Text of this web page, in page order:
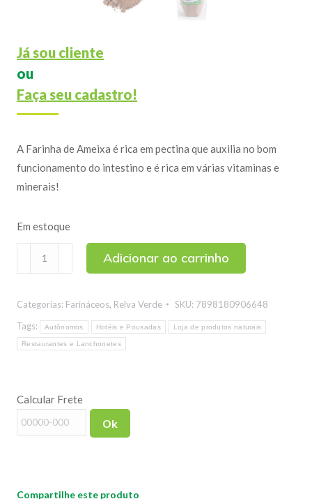
Já sou cliente
ou
Faça seu cadastro!
A Farinha de Ameixa é rica em pectina que auxilia no bom
funcionamento do intestino e é rica em várias vitaminas e
minerais!
Em estoque
130g
quantidade
Adicionar ao carrinho
Categorias: Farináceos, Relva Verde SKU: 7898180906648
Tags:
Autônomos Hotéis e Pousadas Loja de produtos naturais
Restaurantes e Lanchonetes
Calcular Frete
Ok
Compartilhe este produto